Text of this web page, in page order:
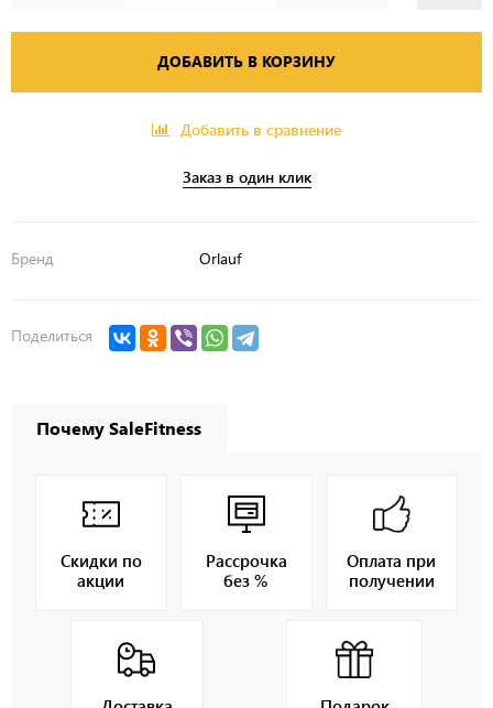
ДОБАВИТЬ В КОРЗИНУ
Добавить в сравнение
Заказ в один клик
Бренд Orlauf
Поделиться
Почему SaleFitness
Скидки по
акции
Рассрочка
без %
Оплата при
получении